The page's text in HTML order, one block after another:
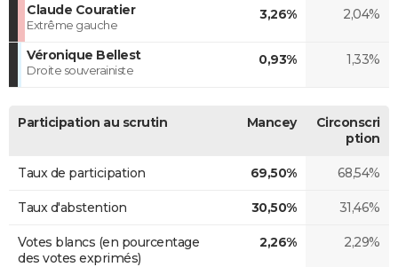
Claude Couratier
Extrême gauche
3,26% 2,04%
Véronique Bellest
Droite souverainiste
0,93% 1,33%
Participation au scrutin Mancey
Circonscri
ption
Taux de participation 69,50% 68,54%
Taux d'abstention 30,50% 31,46%
Votes blancs (en pourcentage
des votes exprimés)
2,26% 2,29%